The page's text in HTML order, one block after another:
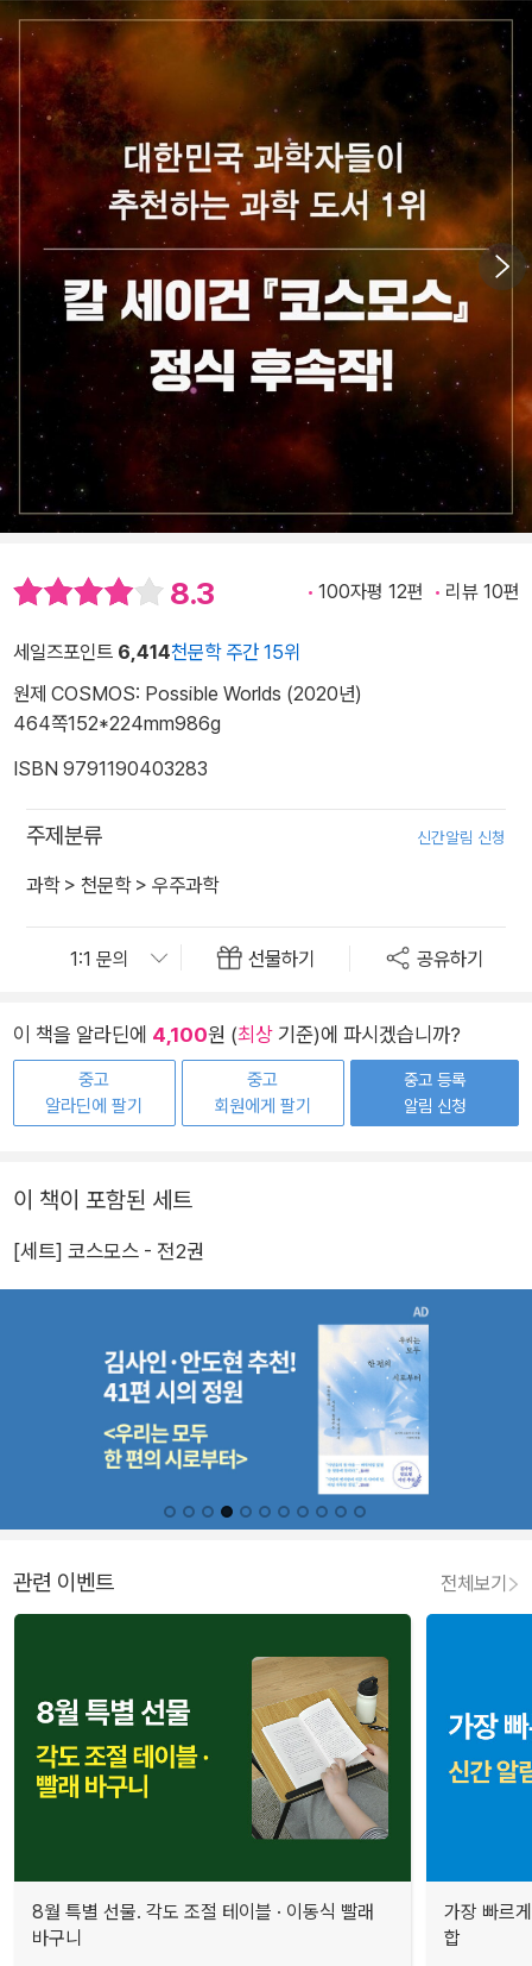
8.3 100자평 12편 리뷰 10편
세일즈포인트 6,414천문학 주간 15위
원제 COSMOS: Possible Worlds (2020년)
464쪽152*224mm986g
ISBN 9791190403283
주제분류 신간알림 신청
과학> 천문학> 우주과학
선물하기 공유하기
이 책을 알라딘에 4,100원 (최상 기준)에 파시겠습니까?
중고
알라딘에 팔기
중고
회원에게 팔기
중고 등록
알림 신청
이 책이 포함된 세트
[세트] 코스모스 - 전2권
관련 이벤트 전체보기
8월 특별 선물. 각도 조절 테이블 · 이동식 빨래
바구니
가장 빠르
합